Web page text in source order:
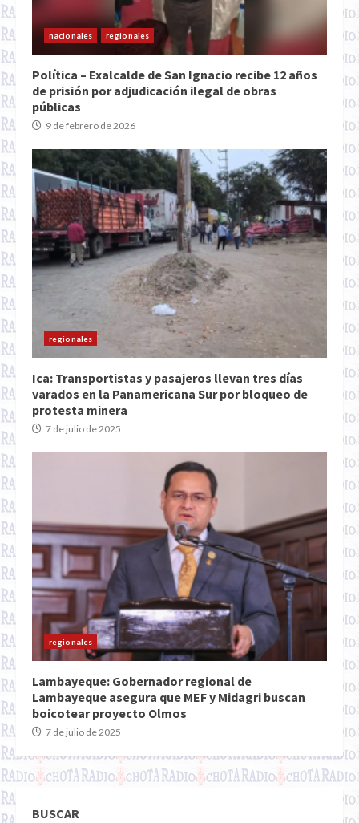
nacionales regionales
Política – Exalcalde de San Ignacio recibe 12 años
de prisión por adjudicación ilegal de obras
públicas
9 de febrero de 2026
regionales
Ica: Transportistas y pasajeros llevan tres días
varados en la Panamericana Sur por bloqueo de
protesta minera
7 de julio de 2025
regionales
Lambayeque: Gobernador regional de
Lambayeque asegura que MEF y Midagri buscan
boicotear proyecto Olmos
7 de julio de 2025
BUSCAR